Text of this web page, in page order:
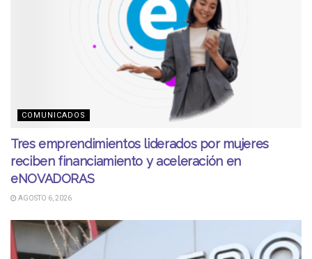
COMUNICADOS
Tres emprendimientos liderados por mujeres
reciben financiamiento y aceleración en
eNOVADORAS
AGOSTO 6, 2026